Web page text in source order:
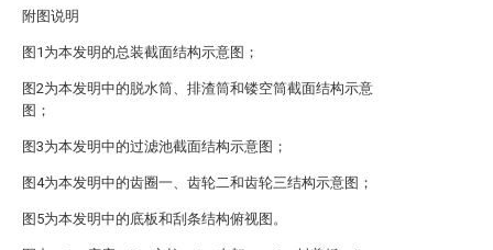
附图说明
图1为本发明的总装截面结构示意图；
图2为本发明中的脱水筒、排渣筒和镂空筒截面结构示意
图；
图3为本发明中的过滤池截面结构示意图；
图4为本发明中的齿圈一、齿轮二和齿轮三结构示意图；
图5为本发明中的底板和刮条结构俯视图。